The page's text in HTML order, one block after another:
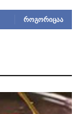
ᲠᲝᲒᲝᲠᲘᲪᲐᲐ